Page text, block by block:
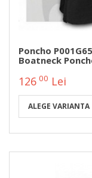
Poncho
Boatneck
126 00 Lei
ALEGE VARIANTA